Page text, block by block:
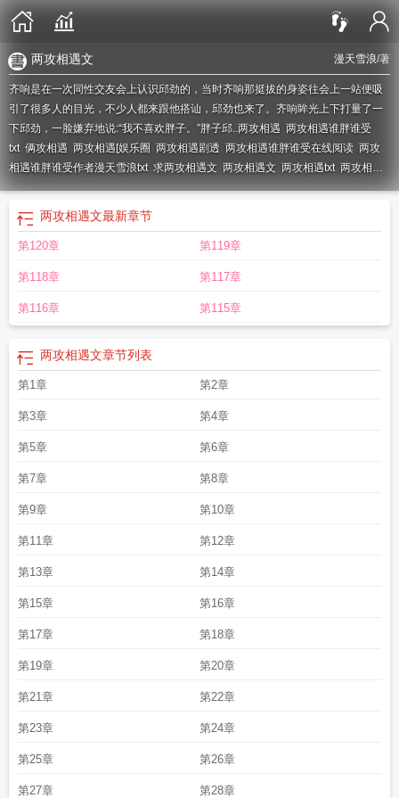
漫天雪浪/著
两攻相遇文
齐响是在一次同性交友会上认识邱劲的，当时齐响那挺拔的身姿往会上一站便吸
引了很多人的目光，不少人都来跟他搭讪，邱劲也来了。齐响眸光上下打量了一
下邱劲，一脸嫌弃地说:“我不喜欢胖子。”胖子邱..两攻相遇 两攻相遇谁胖谁受
txt 俩攻相遇 两攻相遇[娱乐圈 两攻相遇剧透 两攻相遇谁胖谁受在线阅读 两攻
相遇谁胖谁受作者漫天雪浪txt 求两攻相遇文 两攻相遇文 两攻相遇txt 两攻相遇
谁胖谁受谁攻两两攻相遇必有一o必有一攻!两攻相遇必有一受讲什么两攻相
遇必有一受谁攻 两攻相遇谁胖谁受的
度 两攻相遇谁胖谁受笔趣阁
雪浪免费两攻相遇宝书网 两攻相遇谁胖谁受作者漫天雪浪推文
胖谁受是什么
两攻相遇谁胖谁受笔趣阁最新章节内容
胖谁受by两攻相逢必有一受车文 两攻相遇(娱乐圈)
相遇谁胖谁受免费阅读两受相遇比有一攻两攻相遇全文免费阅读
两攻相遇文最新章节
第120章 第119章
第118章 第117章
第116章 第115章
两攻相遇文章节列表
第1章 第2章
第3章 第4章
第5章 第6章
第7章 第8章
第9章 第10章
第11章 第12章
第13章 第14章
第15章 第16章
第17章 第18章
第19章 第20章
第21章 第22章
第23章 第24章
第25章 第26章
第27章 第28章